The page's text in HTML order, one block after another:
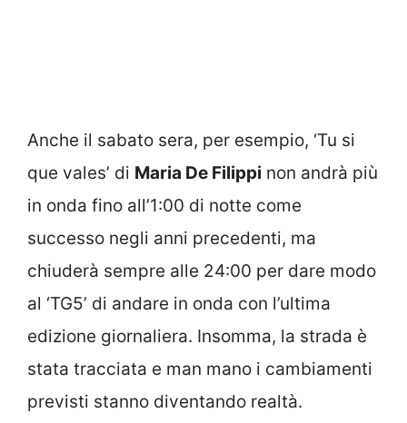
Anche il sabato sera, per esempio, ‘Tu si
que vales’ di Maria De Filippi non andrà più
in onda fino all’1:00 di notte come
successo negli anni precedenti, ma
chiuderà sempre alle 24:00 per dare modo
al ‘TG5’ di andare in onda con l’ultima
edizione giornaliera. Insomma, la strada è
stata tracciata e man mano i cambiamenti
previsti stanno diventando realtà.